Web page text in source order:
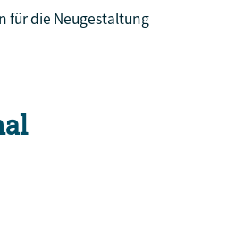
für die Neugestaltung